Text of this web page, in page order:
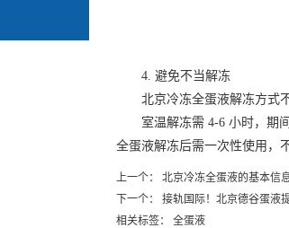
4. 避免不当解冻
北京冷冻全蛋液解冻方式
室温解冻需 4-6 小时，期间
全蛋液解冻后需一次性使用，
上一个：
北京冷冻全蛋液的基本信
下一个：
接轨国际！北京德谷蛋液
相关标签： 全蛋液